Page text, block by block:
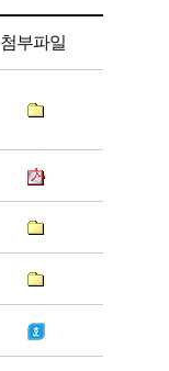
첨부파일